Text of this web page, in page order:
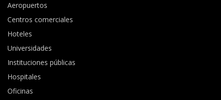
Aeropuertos
Centros comerciales
Hoteles
Universidades
Instituciones públicas
Hospitales
Oficinas